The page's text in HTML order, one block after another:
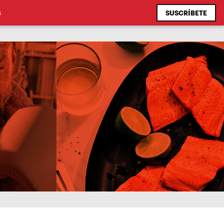
SUSCRÍBETE